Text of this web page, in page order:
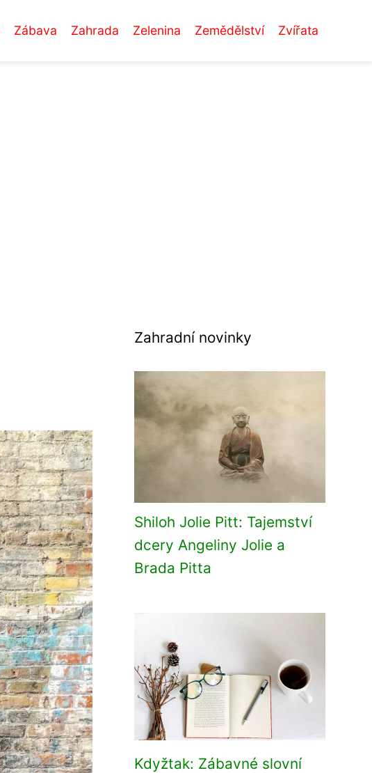
Zábava Zahrada Zelenina Zemědělství Zvířata
Zahradní novinky
Shiloh Jolie Pitt: Tajemství
dcery Angeliny Jolie a
Brada Pitta
Kdyžtak: Zábavné slovní